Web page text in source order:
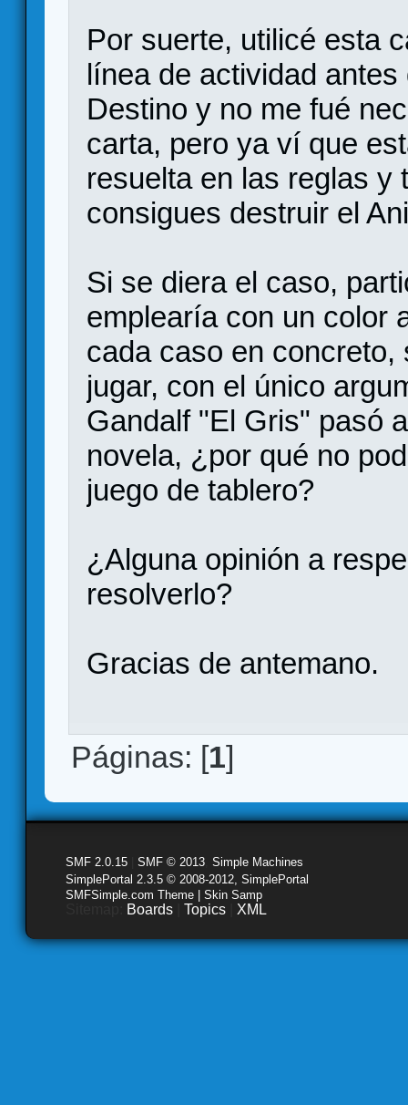
Por suerte, utilicé esta
línea de actividad
Destino y no me fué
carta, pero ya ví que
resuelta en las reglas y
consigues destruir el
Si se diera el caso,
emplearía con un color
cada caso en concreto,
jugar, con el único
Gandalf "El Gris" pasó
novela, ¿por qué no
juego de tablero?
¿Alguna opinión a
resolverlo?
Gracias de antemano.
Páginas: [1]
SMF 2.0.15 SMF © 2013 Simple Machines
SimplePortal 2.3.5 © 2008-2012, SimplePortal
SMFSimple.com Theme | Skin Samp
Boards Topics XML